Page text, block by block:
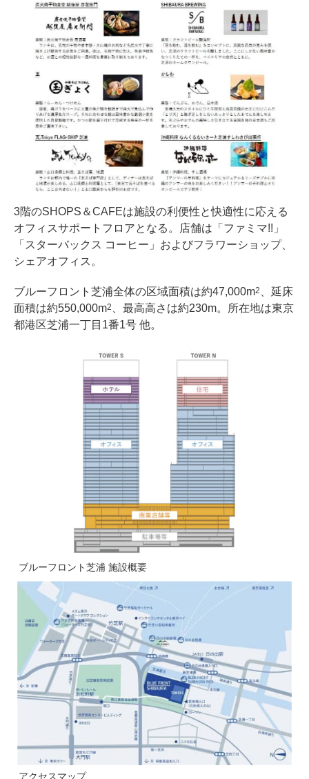
3階のSHOPS＆CAFEは施設の利便性と快適性に応える
オフィスサポートフロアとなる。店舗は「ファミマ!!」
「スターバックス コーヒー」およびフラワーショップ、
シェアオフィス。
ブルーフロント芝浦全体の区域面積は約47,000m2
、延床
面積は約550,000m2
、最高高さは約230m。所在地は東京
都港区芝浦一丁目1番1号 他。
ブルーフロント芝浦 施設概要
アクセスマップ